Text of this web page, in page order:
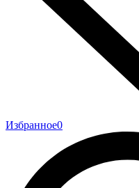
Избранное0